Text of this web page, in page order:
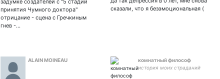
задумке создателей с "5 стадий
принятия Чумного доктора"
отрицание - сцена с Гречкиным
гнев -…
сказали, что я безэмоциональная (
ALAIN MOINEAU
комнатный философ
история моих страданий